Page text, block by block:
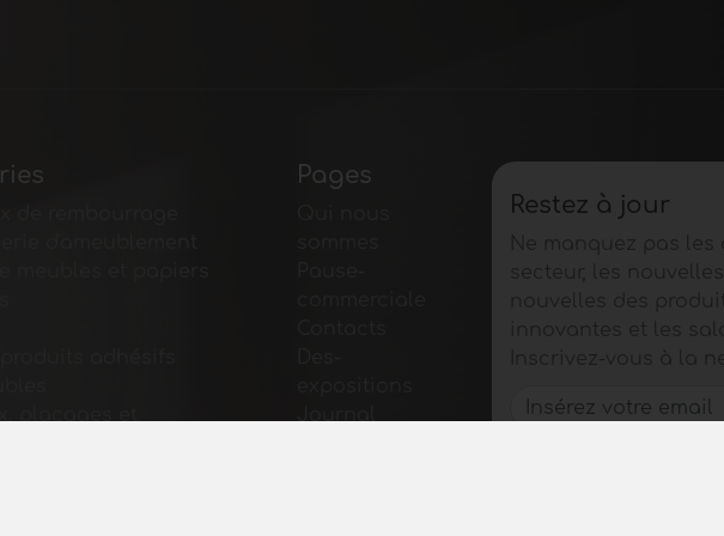
pour meubles
Pages
Restez à jour